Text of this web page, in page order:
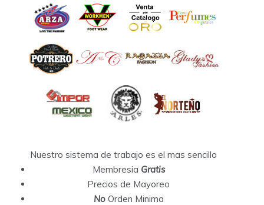
Nuestro sistema de trabajo es el mas sencillo
Membresia Gratis
Precios de Mayoreo
NoOrden Minima